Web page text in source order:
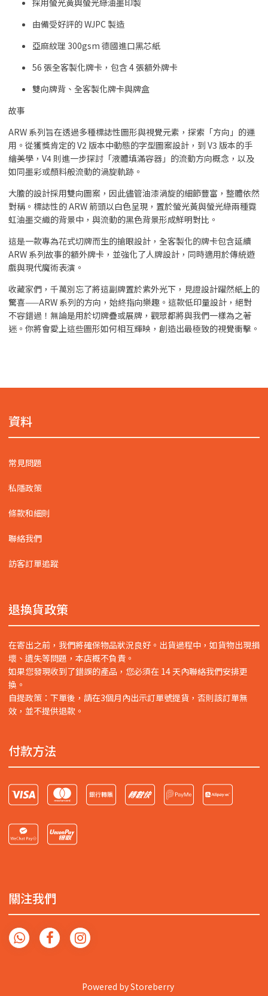
由備受好評的 WJPC 製造
亞麻紋理 300gsm 德國進口黑芯紙
56 張全客製化牌卡，包含 4 張額外牌卡
雙向牌背、全客製化牌卡與牌盒
故事
ARW 系列旨在透過多種標誌性圖形與視覺元素，探索「方向」的運
用。從獲獎肯定的 V2 版本中動態的字型圖案設計，到 V3 版本的手
繪美學，V4 則進一步探討「液體填滿容器」的流動方向概念，以及
如同墨彩或顏料般流動的渦旋軌跡。
大膽的設計採用雙向圖案，因此儘管油漆渦旋的細節豐富，整體依然
對稱。標誌性的 ARW 箭頭以白色呈現，置於螢光黃與螢光綠兩種霓
虹油墨交織的背景中，與流動的黑色背景形成鮮明對比。
這是一款專為花式切牌而生的搶眼設計，全客製化的牌卡包含延續
ARW 系列故事的額外牌卡，並強化了人牌設計，同時適用於傳統遊
戲與現代魔術表演。
收藏家們，千萬別忘了將這副牌置於紫外光下，見證設計躍然紙上的
驚喜——ARW 系列的方向，始終指向樂趣。這款低印量設計，絕對
不容錯過！無論是用於切牌疊或展牌，觀眾都將與我們一樣為之著
迷。你將會愛上這些圖形如何相互輝映，創造出最極致的視覺衝擊。
資料
常見問題
私隱政策
條款和細則
聯絡我們
訪客訂單追蹤
退換貨政策
在寄出之前，我們將確保物品狀況良好。出貨過程中，如貨物出現損
壞、遺失等問題，本店概不負責。
如果您發現收到了錯誤的產品，您必須在 14 天內聯絡我們安排更
換。
自提政策：下單後，請在3個月內出示訂單號提貨，否則該訂單無
效，並不提供退款。
付款方法
關注我們
Powered byStoreberry